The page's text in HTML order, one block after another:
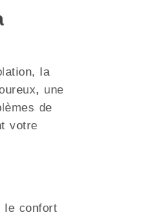
la
une
de
votre
le confort